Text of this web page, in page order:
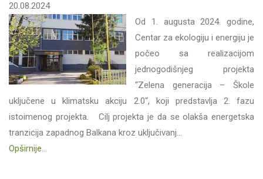
20.08.2024
Od 1. augusta 2024. godine,
Centar za ekologiju i energiju je
počeo sa realizacijom
jednogodišnjeg projekta
“Zelena generacija – Škole
uključene u klimatsku akciju 2.0“, koji predstavlja 2. fazu
istoimenog projekta. Cilj projekta je da se olakša energetska
tranzicija zapadnog Balkana kroz uključivanj...
Opširnije...